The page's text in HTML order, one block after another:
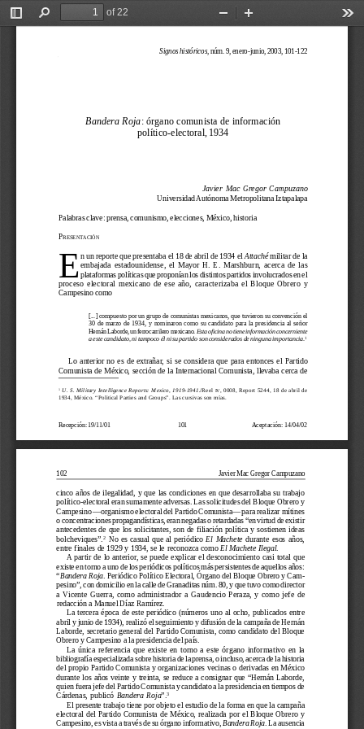
Toggle
Find
of 22
Zoom
Bandera Roja: órgano comunista de información
político-electoral, 1934
Javier  Mac  Gregor  Campuzano
Universidad Autónoma Metropolitana Iztapalapa
Palabras clave: prensa, comunismo, elecciones, México, historia
PRESENTACIÓN
E n un reporte que presentaba el 18 de abril de 1934 el Attaché militar de la
embajada  estadounidense,  el  Mayor  H.  E.  Marshburn,  acerca  de  las
plataformas políticas que proponían los distintos partidos involucrados en el
proceso  electoral  mexicano  de  ese  año,  caracterizaba  el  Bloque  Obrero  y
Campesino como
[...] compuesto por un grupo de comunistas mexicanos, que tuvieron su convención el
30  de  marzo  de  1934,  y  nominaron  como  su  candidato  para  la  presidencia  al  señor
Hernán Laborde, un ferrocarrilero mexicano. Esta oficina no tiene información concerniente
a este candidato, ni tampoco él ni su partido son considerados de ninguna importancia .1
Lo  anterior  no  es  de  extrañar,  si  se  considera  que  para  entonces  el  Partido
Comunista de México, sección de la Internacional Comunista, llevaba cerca de
1 U.  S.  Military  Intelligence  Reports:  Mexico,  1919-1941./Reel IV
,  0008,  Report  5244,  18  de  abril  de
1934, México. “Political Parties and Groups”. Las cursivas son mías.
Signos históricos, núm. 9, enero-junio, 2003, 101-122
Recepción: 19/11/01 101
        Aceptación: 14/04/02
cinco años de ilegalidad, y que las condiciones en que desarrollaba su trabajo
político-electoral eran sumamente adversas. Las solicitudes del Bloque Obrero y
Campesino —organismo electoral del Partido Comunista— para realizar mítines
o concentraciones propagandísticas, eran negadas o retardadas “en virtud de existir
antecedentes de que los solicitantes, son de filiación política y sostienen ideas
bolcheviques”. 2 No es casual que al periódico El  Machete
  durante  esos  años,
entre finales de 1929 y 1934, se le reconozca como El Machete Ilegal.
A  partir  de  lo  anterior,  se  puede  explicar  el  desconocimiento  casi  total  que
existe en torno a uno de los periódicos políticos más persistentes de aquellos años:
“Bandera Roja . Periódico Político Electoral, Órgano del Bloque Obrero y Cam-
pesino”, con domicilio en la calle de Granaditas núm. 80, y que tuvo como director
a  Vicente  Guerra,  como  administrador  a  Gaudencio  Peraza,  y  como  jefe  de
redacción a Manuel Díaz Ramírez.
La  tercera  época  de  este  periódico  (números  uno  al  ocho,  publicados  entre
abril y junio de 1934), realizó el seguimiento y difusión de la campaña de Hernán
Laborde, secretario general del Partido Comunista, como candidato del Bloque
Obrero y Campesino a la presidencia del país.
La  única  referencia  que  existe  en  torno  a  este  órgano  informativo  en  la
bibliografía especializada sobre historia de la prensa, o incluso, acerca de la historia
del propio Partido Comunista y organizaciones vecinas o derivadas en México
durante los años veinte y treinta, se reduce a consignar que “Hernán Laborde,
quien fuera jefe del Partido Comunista y candidato a la presidencia en tiempos de
Cárdenas,  publicó Bandera  Roja”.3
El presente trabajo tiene por objeto el estudio de la forma en que la campaña
electoral  del  Partido  Comunista  de  México,  realizada  por  el  Bloque  Obrero  y
Campesino, es vista a través de su órgano informativo, Bandera Roja . La ausencia
102 Javier Mac Gregor Campuzano